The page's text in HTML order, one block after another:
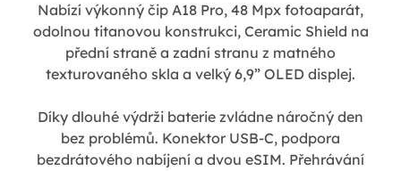
Nabízí výkonný čip A18 Pro, 48 Mpx fotoaparát,
odolnou titanovou konstrukci, Ceramic Shield na
přední straně a zadní stranu z matného
texturovaného skla a velký 6,9” OLED displej.
Díky dlouhé výdrži baterie zvládne náročný den
bez problémů. Konektor USB-C, podpora
bezdrátového nabíjení a dvou eSIM. Přehrávání